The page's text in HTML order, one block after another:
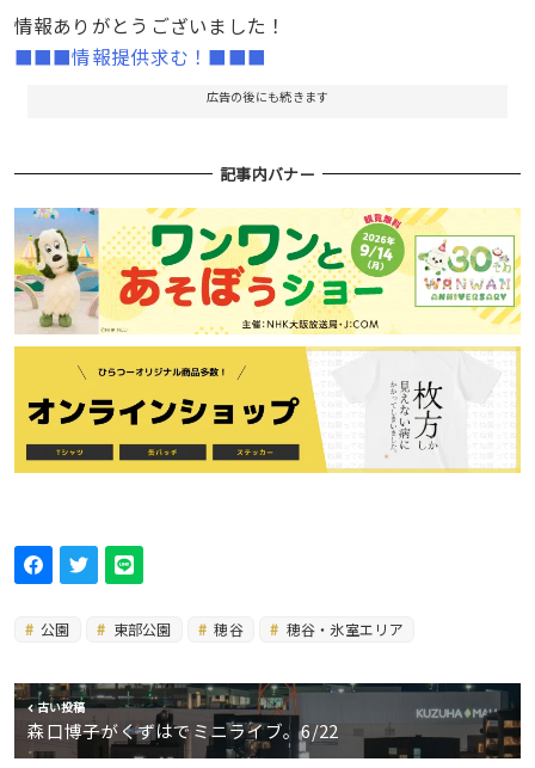
情報ありがとうございました！
■■■情報提供求む！■■■
広告の後にも続きます
記事内バナー
公園 東部公園 穂谷 穂谷・氷室エリア
古い投稿
森口博子がくずはでミニライブ。6/22